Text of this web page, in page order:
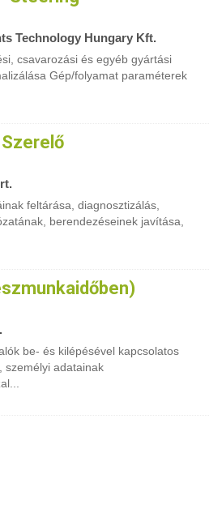
Technology Hungary Kft.
csavarozási és egyéb gyártási
Gép/folyamat paraméterek
feltárása, diagnosztizálás,
berendezéseinek javítása,
be- és kilépésével kapcsolatos
személyi adatainak